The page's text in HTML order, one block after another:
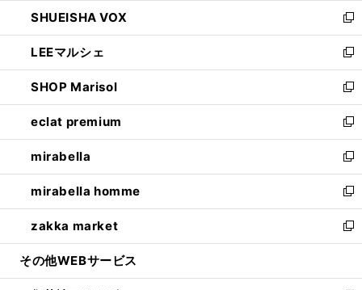
で
開
く
ド
ウ
で
開
く
ィ
ン
ド
ウ
で
開
く
し
い
ウ
ィ
ン
ド
ウ
で
開
く
SHUEISHA VOX
新
し
い
ウ
ィ
ン
ド
ウ
で
開
く
LEEマルシェ
新
し
い
ウ
ィ
ン
ド
ウ
で
開
く
SHOP Marisol
新
し
い
ウ
ィ
ン
ド
ウ
で
開
eclat premium
新
し
い
ウ
ィ
ン
ド
ウ
開
mirabella
新
し
い
ウ
ィ
ン
ウ
mirabella homme
新
し
い
ウ
ン
zakka market
新
し
ウ
その他WEBサービス